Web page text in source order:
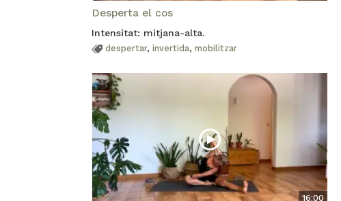
Desperta el cos
Intensitat: mitjana-alta.
despertar,invertida,mobilitzar
16:00